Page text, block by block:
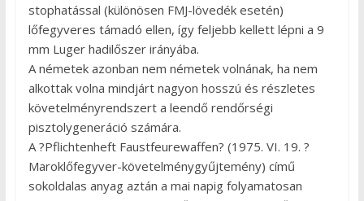
stophatással (különösen FMJ-lövedék esetén)
lőfegyveres támadó ellen, így feljebb kellett lépni a 9
mm Luger hadilőszer irányába.
A németek azonban nem németek volnának, ha nem
alkottak volna mindjárt nagyon hosszú és részletes
követelményrendszert a leendő rendőrségi
pisztolygeneráció számára.
A ?Pflichtenheft Faustfeurewaffen? (1975. VI. 19. ?
Maroklőfegyver-követelménygyűjtemény) című
sokoldalas anyag aztán a mai napig folyamatosan